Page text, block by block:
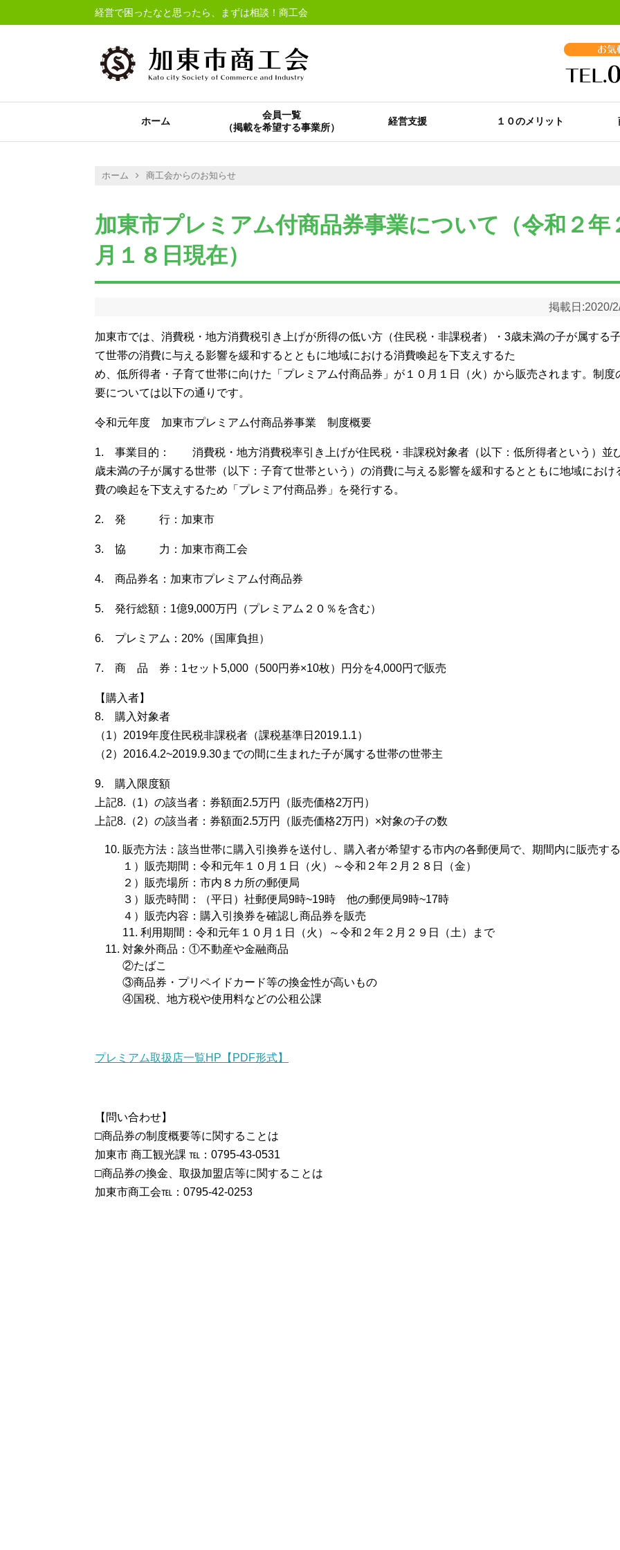
経営で困ったなと思ったら、まずは相談！商工会
ホーム
会員一覧
経営支援 １０のメリット
ホーム 商工会からのお知らせ
加東市プレミアム付商品券事業について（令和２年
月１８日現在）
掲載日:2020/
加東市では、消費税・地方消費税引き上げが所得の低い方（住民税・非課税者）・3歳未満の子が属する
て世帯の消費に与える影響を緩和するとともに地域における消費喚起を下支えするた
め、低所得者・子育て世帯に向けた「プレミアム付商品券」が１０月１日（火）から販売されます。制度
要については以下の通りです。
令和元年度 加東市プレミアム付商品券事業 制度概要
1. 事業目的： 消費税・地方消費税率引き上げが住民税・非課税対象者（以下：低所得者という）並
歳未満の子が属する世帯（以下：子育て世帯という）の消費に与える影響を緩和するとともに地域におけ
費の喚起を下支えするため「プレミア付商品券」を発行する。
2. 発 行：加東市
3. 協 力：加東市商工会
4. 商品券名：加東市プレミアム付商品券
5. 発行総額：1億9,000万円（プレミアム２０％を含む）
6. プレミアム：20%（国庫負担）
7. 商 品 券：1セット5,000（500円券×10枚）円分を4,000円で販売
【購入者】
8. 購入対象者
（1）2019年度住民税非課税者（課税基準日2019.1.1）
（2）2016.4.2~2019.9.30までの間に生まれた子が属する世帯の世帯主
9. 購入限度額
上記8.（1）の該当者：券額面2.5万円（販売価格2万円）
上記8.（2）の該当者：券額面2.5万円（販売価格2万円）×対象の子の数
販売方法：該当世帯に購入引換券を送付し、購入者が希望する市内の各郵便局で、期間内に販売す
１）販売期間：令和元年１０月１日（火）～令和２年２月２８日（金）
２）販売場所：市内８カ所の郵便局
３）販売時間：（平日）社郵便局9時~19時 他の郵便局9時~17時
４）販売内容：購入引換券を確認し商品券を販売
11. 利用期間：令和元年１０月１日（火）～令和２年２月２９日（土）まで
対象外商品：①不動産や金融商品
②たばこ
③商品券・プリペイドカード等の換金性が高いもの
④国税、地方税や使用料などの公租公課
プレミアム取扱店一覧HP【PDF形式】
【問い合わせ】
□商品券の制度概要等に関することは
加東市 商工観光課 ℡：0795-43-0531
□商品券の換金、取扱加盟店等に関することは
加東市商工会℡：0795-42-0253